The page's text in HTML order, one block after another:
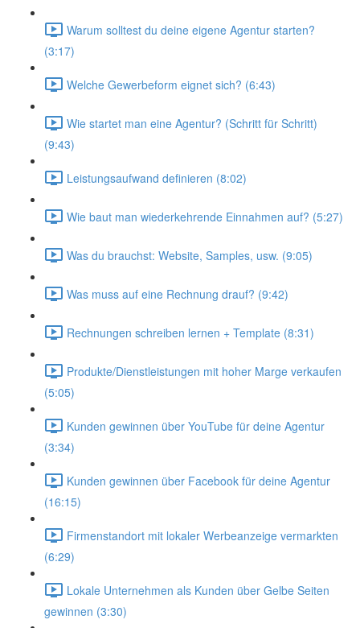
Warum solltest du deine eigene Agentur starten?
(3:17)
Welche Gewerbeform eignet sich? (6:43)
Wie startet man eine Agentur? (Schritt für Schritt)
(9:43)
Leistungsaufwand definieren (8:02)
Wie baut man wiederkehrende Einnahmen auf? (5:27)
Was du brauchst: Website, Samples, usw. (9:05)
Was muss auf eine Rechnung drauf? (9:42)
Rechnungen schreiben lernen + Template (8:31)
Produkte/Dienstleistungen mit hoher Marge verkaufen
(5:05)
Kunden gewinnen über YouTube für deine Agentur
(3:34)
Kunden gewinnen über Facebook für deine Agentur
(16:15)
Firmenstandort mit lokaler Werbeanzeige vermarkten
(6:29)
Lokale Unternehmen als Kunden über Gelbe Seiten
gewinnen (3:30)